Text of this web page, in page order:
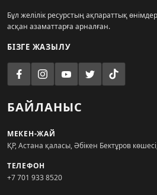
Бұл желілік ресурстың ақпараттық
асқан азаматтарға арналған.
БІЗГЕ ЖАЗЫЛУ
БАЙЛАНЫС
МЕКЕН-ЖАЙ
ҚР, Астана қаласы, Әбікен Бектұров
ТЕЛЕФОН
+7 701 933 8520